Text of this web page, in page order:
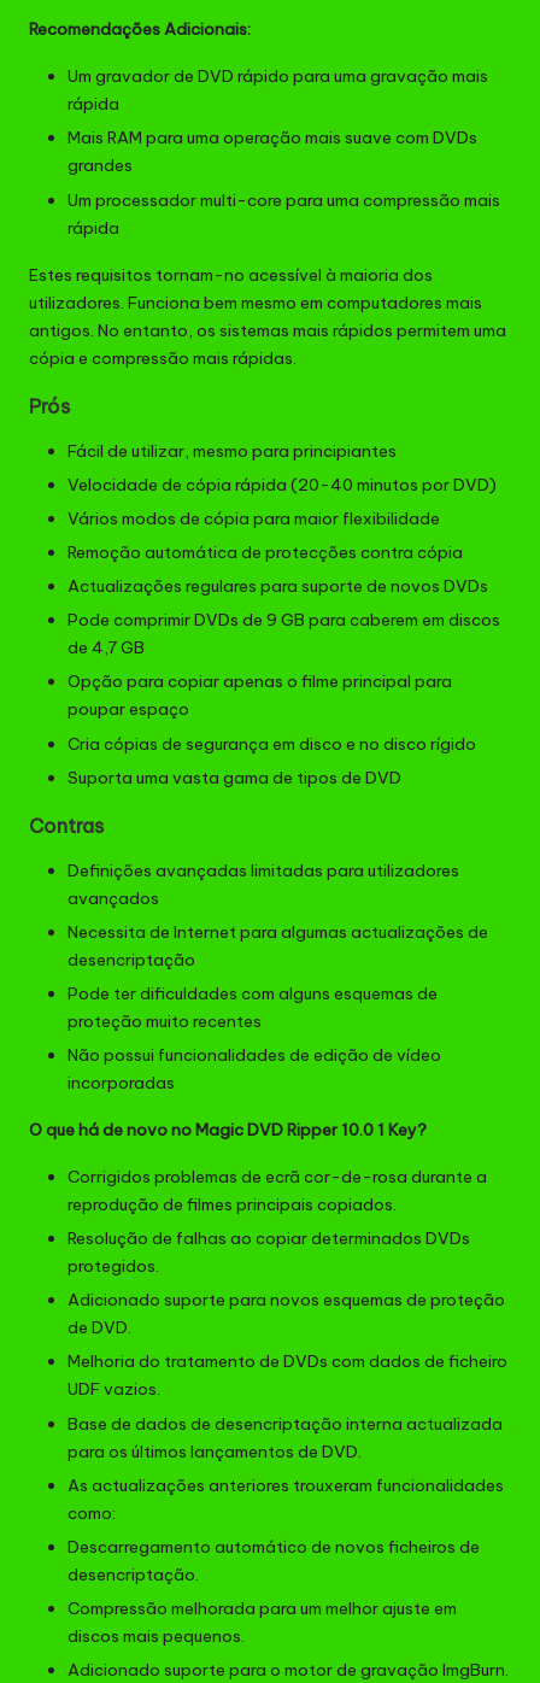
Recomendações Adicionais:
Um gravador de DVD rápido para uma gravação mais
rápida
Mais RAM para uma operação mais suave com DVDs
grandes
Um processador multi-core para uma compressão mais
rápida
Estes requisitos tornam-no acessível à maioria dos
utilizadores. Funciona bem mesmo em computadores mais
antigos. No entanto, os sistemas mais rápidos permitem uma
cópia e compressão mais rápidas.
Prós
Fácil de utilizar, mesmo para principiantes
Velocidade de cópia rápida (20-40 minutos por DVD)
Vários modos de cópia para maior flexibilidade
Remoção automática de protecções contra cópia
Actualizações regulares para suporte de novos DVDs
Pode comprimir DVDs de 9 GB para caberem em discos
de 4,7 GB
Opção para copiar apenas o filme principal para
poupar espaço
Cria cópias de segurança em disco e no disco rígido
Suporta uma vasta gama de tipos de DVD
Contras
Definições avançadas limitadas para utilizadores
avançados
Necessita de Internet para algumas actualizações de
desencriptação
Pode ter dificuldades com alguns esquemas de
proteção muito recentes
Não possui funcionalidades de edição de vídeo
incorporadas
O que há de novo no Magic DVD Ripper 10.0 1 Key?
Corrigidos problemas de ecrã cor-de-rosa durante a
reprodução de filmes principais copiados.
Resolução de falhas ao copiar determinados DVDs
protegidos.
Adicionado suporte para novos esquemas de proteção
de DVD.
Melhoria do tratamento de DVDs com dados de ficheiro
UDF vazios.
Base de dados de desencriptação interna actualizada
para os últimos lançamentos de DVD.
As actualizações anteriores trouxeram funcionalidades
como:
Descarregamento automático de novos ficheiros de
desencriptação.
Compressão melhorada para um melhor ajuste em
discos mais pequenos.
Adicionado suporte para o motor de gravação ImgBurn.